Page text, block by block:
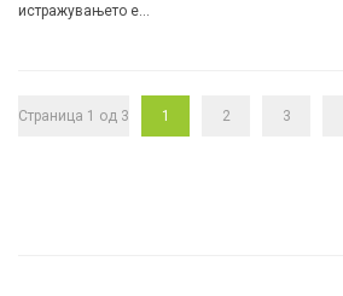
истражувањето е…
Страница 1 од 3 1 2 3